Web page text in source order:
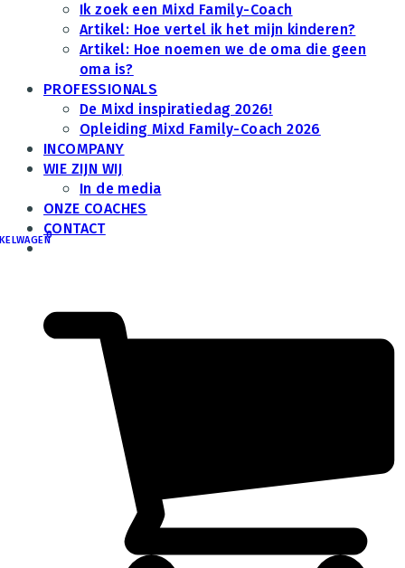
Ik zoek een Mixd Family-Coach
Artikel: Hoe vertel ik het mijn kinderen?
Artikel: Hoe noemen we de oma die geen
oma is?
PROFESSIONALS
De Mixd inspiratiedag 2026!
Opleiding Mixd Family-Coach 2026
INCOMPANY
WIE ZIJN WIJ
In de media
ONZE COACHES
CONTACT
0